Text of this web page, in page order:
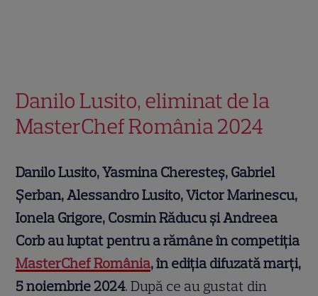
Danilo Lusito, eliminat de la
MasterChef România 2024
Danilo Lusito, Yasmina Cheresteș, Gabriel
Șerban, Alessandro Lusito, Victor Marinescu,
Ionela Grigore, Cosmin Răducu și Andreea
Corb au luptat pentru a rămâne în competiția
MasterChef România, în ediția difuzată marți,
5 noiembrie 2024. După ce au gustat din